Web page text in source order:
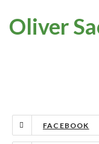
Oliver
FACEBOOK